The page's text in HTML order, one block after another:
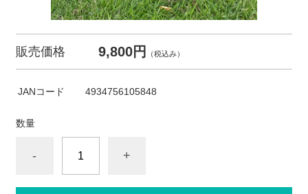
販売価格 9,800円 （税込み）
JANコード 4934756105848
数量
- +